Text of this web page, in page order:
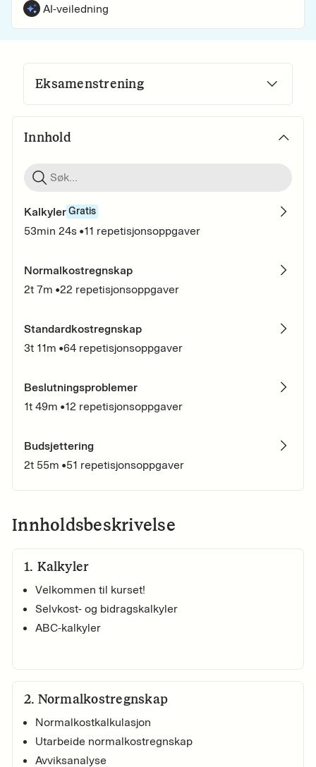
AI-veiledning
Innhold
KalkylerGratis
53min 24s•11 repetisjonsoppgaver
Normalkostregnskap
2t 7m •22 repetisjonsoppgaver
Standardkostregnskap
3t 11m •64 repetisjonsoppgaver
Beslutningsproblemer
1t 49m •12 repetisjonsoppgaver
Budsjettering
2t 55m •51 repetisjonsoppgaver
Eksamenstrening
Innholdsbeskrivelse
1. Kalkyler
Velkommen til kurset!
Selvkost- og bidragskalkyler
ABC-kalkyler
2. Normalkostregnskap
Normalkostkalkulasjon
Utarbeide normalkostregnskap
Avviksanalyse